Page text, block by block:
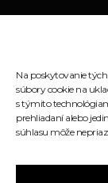
Na poskytovanie
súbory cookie na
s týmito
prehliadaní alebo
súhlasu môže